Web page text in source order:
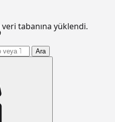
Ara
veri tabanına yüklendi.